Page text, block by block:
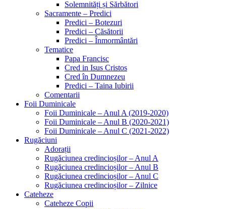
Solemnități și Sărbători
Sacramente – Predici
Predici – Botezuri
Predici – Căsătorii
Predici – Înmormântări
Tematice
Papa Francisc
Cred in Isus Cristos
Cred în Dumnezeu
Predici – Taina Iubirii
Comentarii
Foii Duminicale
Foii Duminicale – Anul A (2019-2020)
Foii Duminicale – Anul B (2020-2021)
Foii Duminicale – Anul C (2021-2022)
Rugăciuni
Adorații
Rugăciunea credincioșilor – Anul A
Rugăciunea credincioșilor – Anul B
Rugăciunea credincioșilor – Anul C
Rugăciunea credincioșilor – Zilnice
Cateheze
Cateheze Copii